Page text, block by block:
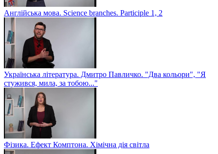
Англійська мова. Sсience branches. Participle 1, 2
Українська література. Дмитро Павличко. "Два кольори", "Я
стужився, мила, за тобою..."
Фізика. Ефект Комптона. Хімічна дія світла